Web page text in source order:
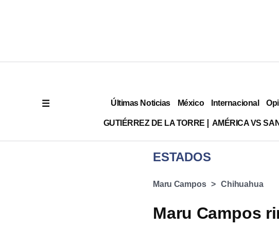
Últimas Noticias México Internacional
GUTIÉRREZ DE LA TORRE AMÉRICA VS
ESTADOS
Maru Campos Chihuahua
Maru Campos